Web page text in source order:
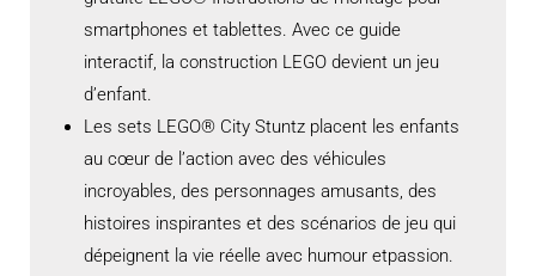
smartphones et tablettes. Avec ce guide
interactif, la construction LEGO devient un jeu
d’enfant.
Les sets LEGO® City Stuntz placent les enfants
au cœur de l’action avec des véhicules
incroyables, des personnages amusants, des
histoires inspirantes et des scénarios de jeu qui
dépeignent la vie réelle avec humour etpassion.